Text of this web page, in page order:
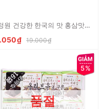
청정원 건강한 한국의 맛 홍삼맛김 4G*2 CJW La kim hong sam
19.000₫
5%
품절